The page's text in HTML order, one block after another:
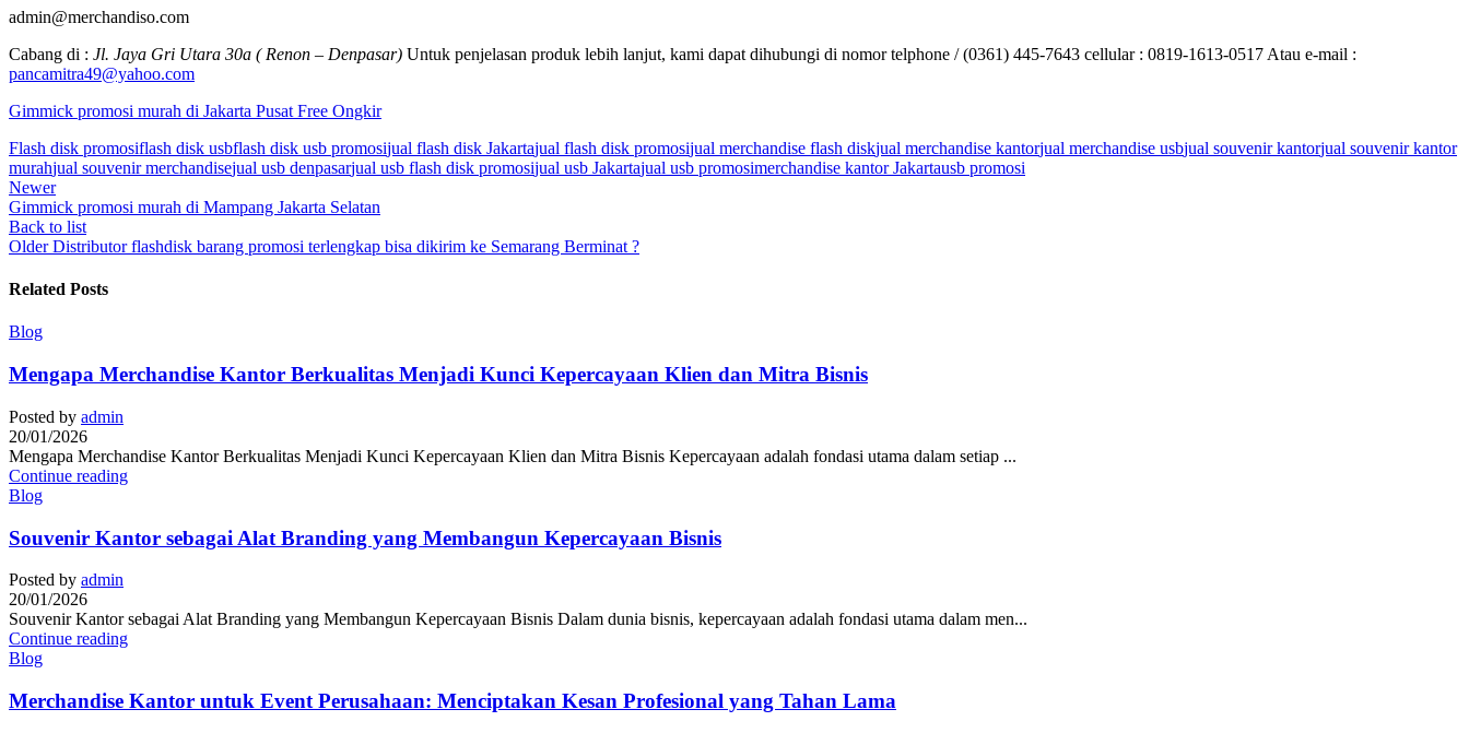
admin@merchandiso.com
Cabang di : Jl. Jaya Gri Utara 30a ( Renon – Denpasar) Untuk penjelasan produk lebih lanjut, kami dapat dihubungi di nomor telphone / (0361) 445-7643 cellular : 0819-1613-0517 Atau e-mail :
pancamitra49@yahoo.com
Gimmick promosi murah di Jakarta Pusat Free Ongkir
Flash disk promosiflash disk usbflash disk usb promosijual flash disk Jakartajual flash disk promosijual merchandise flash diskjual merchandise kantorjual merchandise usbjual souvenir kantorjual souvenir kantor
murahjual souvenir merchandisejual usb denpasarjual usb flash disk promosijual usb Jakartajual usb promosimerchandise kantor Jakartausb promosi
Newer
Gimmick promosi murah di Mampang Jakarta Selatan
Back to list
Older Distributor flashdisk barang promosi terlengkap bisa dikirim ke Semarang Berminat ?
Related Posts
Blog
Mengapa Merchandise Kantor Berkualitas Menjadi Kunci Kepercayaan Klien dan Mitra Bisnis
Posted by admin
20/01/2026
Mengapa Merchandise Kantor Berkualitas Menjadi Kunci Kepercayaan Klien dan Mitra Bisnis Kepercayaan adalah fondasi utama dalam setiap ...
Continue reading
Blog
Souvenir Kantor sebagai Alat Branding yang Membangun Kepercayaan Bisnis
Posted by admin
20/01/2026
Souvenir Kantor sebagai Alat Branding yang Membangun Kepercayaan Bisnis Dalam dunia bisnis, kepercayaan adalah fondasi utama dalam men...
Continue reading
Blog
Merchandise Kantor untuk Event Perusahaan: Menciptakan Kesan Profesional yang Tahan Lama